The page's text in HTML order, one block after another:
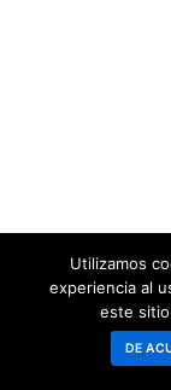
Neve|
Utilizamos
experiencia al
este
DE